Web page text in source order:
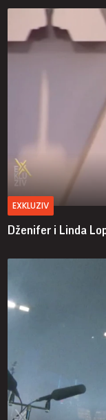
EXKLUZIV
Dženifer i Linda